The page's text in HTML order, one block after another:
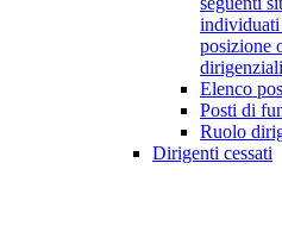
individuati
posizione
Elenco
Posti di
Ruolo
Dirigenti cessati